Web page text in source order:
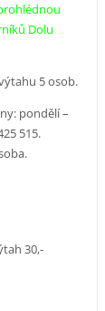
Dolu
5 osob.
pondělí –
515.
30,-